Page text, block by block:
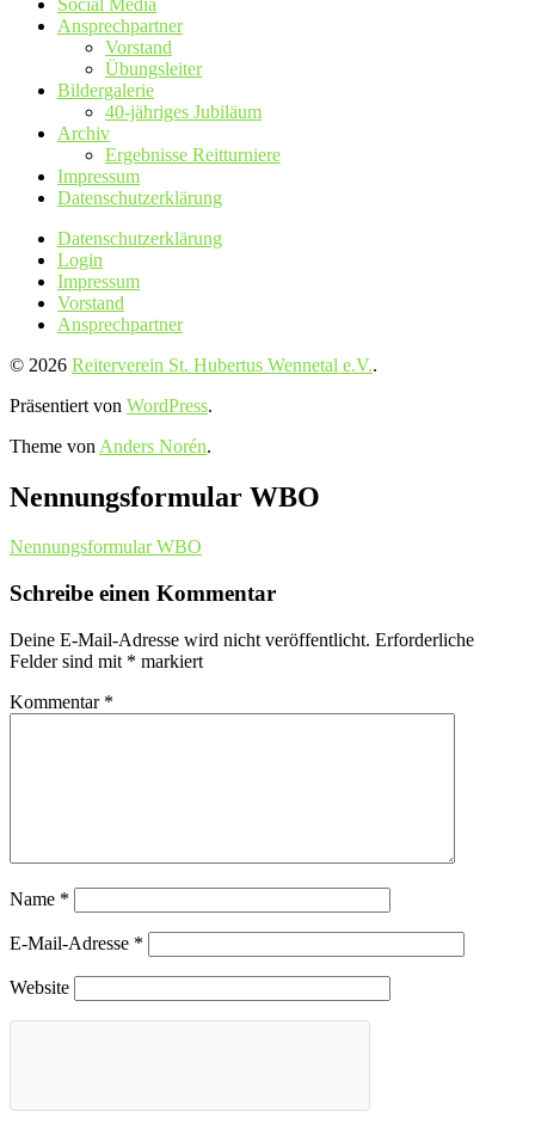
Ansprechpartner
Vorstand
Übungsleiter
Bildergalerie
40-jähriges Jubiläum
Archiv
Ergebnisse Reitturniere
Impressum
Datenschutz­erklärung
Datenschutz­erklärung
Login
Impressum
Vorstand
Ansprechpartner
© 2026 Reiterverein St. Hubertus Wennetal e.V..
Präsentiert von WordPress.
Theme von Anders Norén.
Nennungsformular WBO
Nennungsformular WBO
Schreibe einen Kommentar
Deine E-Mail-Adresse wird nicht veröffentlicht. Erforderliche
Felder sind mit * markiert
Kommentar *
Name *
E-Mail-Adresse *
Website